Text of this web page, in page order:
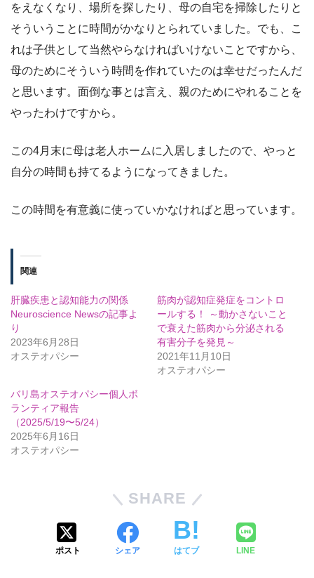
をえなくなり、場所を探したり、母の自宅を掃除したりと
そういうことに時間がかなりとられていました。でも、こ
れは子供として当然やらなければいけないことですから、
母のためにそういう時間を作れていたのは幸せだったんだ
と思います。面倒な事とは言え、親のためにやれることを
やったわけですから。
この4月末に母は老人ホームに入居しましたので、やっと
自分の時間も持てるようになってきました。
この時間を有意義に使っていかなければと思っています。
関連
肝臓疾患と認知能力の関係
Neuroscience Newsの記事よ
り
2023年6月28日
オステオパシー
筋肉が認知症発症をコントロ
ールする！ ～動かさないこと
で衰えた筋肉から分泌される
有害分子を発見～
2021年11月10日
オステオパシー
バリ島オステオパシー個人ボ
ランティア報告
（2025/5/19〜5/24）
2025年6月16日
オステオパシー
SHARE
ポスト シェア はてブ LINE